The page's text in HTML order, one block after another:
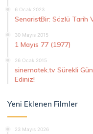
6 Ocak 2023
SenaristBir: Sözlü Tarih
30 Mayıs 2015
1 Mayıs 77 (1977)
26 Ocak 2015
sinematek.tv Sürekli
Ediniz!
Yeni Eklenen Filmler
23 Mayıs 2026